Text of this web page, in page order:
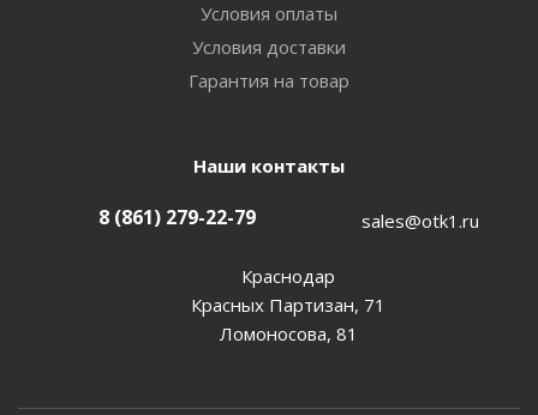
Условия оплаты
Условия доставки
Гарантия на товар
Наши контакты
8 (861) 279-22-79 sales@otk1.ru
Краснодар
Красных Партизан, 71
Ломоносова, 81